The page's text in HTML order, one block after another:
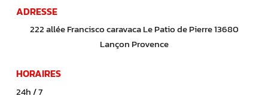
ADRESSE
222 allée Francisco caravaca Le Patio de Pierre 13680
Lançon Provence
HORAIRES
24h / 7